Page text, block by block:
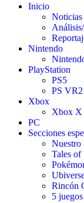
Inicio
Noticias
Nintendo
PlayStation
PS5
PS VR2
Xbox
Xbox X
PC
Secciones
Nuestro
Tales of
Rincón
5